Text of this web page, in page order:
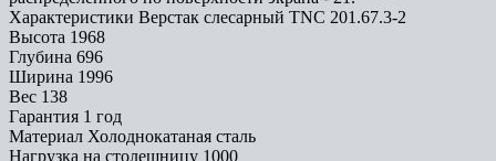
Характеристики Верстак слесарный TNC 201.67.3-2
Высота 1968
Глубина 696
Ширина 1996
Вес 138
Гарантия 1 год
Материал Холоднокатаная сталь
Нагрузка на столешницу 1000